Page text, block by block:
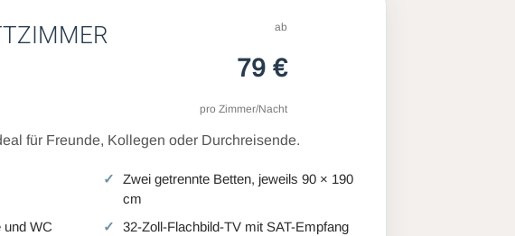
ab
79 €
pro Zimmer/Nacht
für Freunde, Kollegen oder Durchreisende.
Zwei getrennte Betten, jeweils 90 × 190
cm
und WC
32-Zoll-Flachbild-TV mit SAT-Empfang